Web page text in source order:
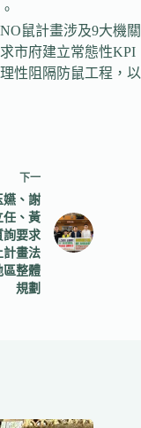
鼠計畫涉及9大機關
市府建立常態性KPI
性阻隔防鼠工程，以
下一
嬿、謝
任、黃
詢要求
計畫法
區整體
規劃